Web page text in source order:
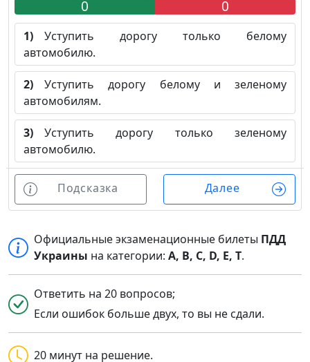
0 0
1) Уступить дорогу только белому
автомобилю.
2) Уступить дорогу белому и зеленому
автомобилям.
3) Уступить дорогу только зеленому
автомобилю.
Подсказка Далее
Официальные экзаменационные билеты ПДД
Украины на категории:A, B, C, D, E, T.
Ответить на 20 вопросов;
Если ошибок больше двух, то вы не сдали.
20 минут на решение.